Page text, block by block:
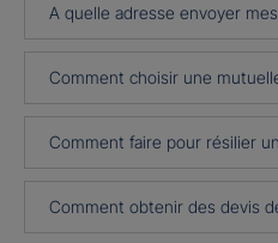
A quelle adresse envoyer
Comment choisir une
Comment faire pour résilier
Comment obtenir des devis